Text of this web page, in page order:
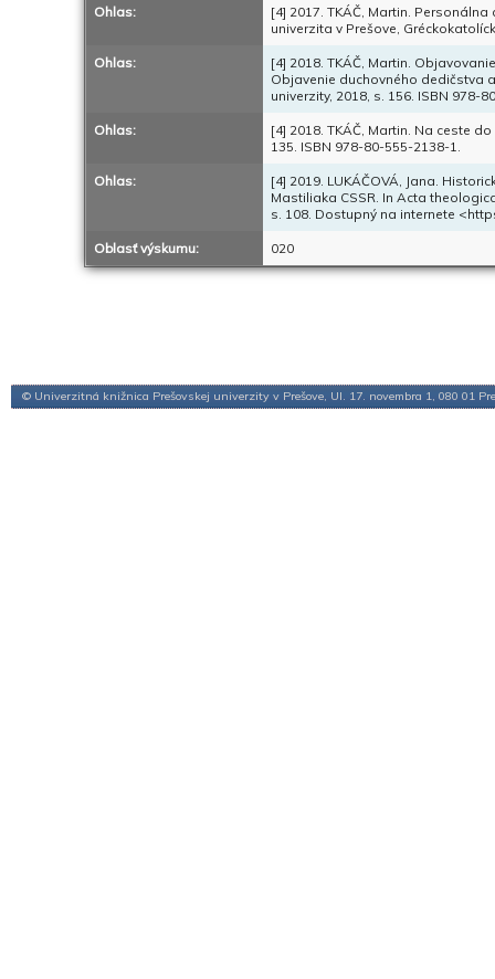
Ohlas:
[4] 2017. TKÁČ, Martin.
univerzita v Prešove,
Ohlas:
[4] 2018. TKÁČ, Martin.
Objavenie duchovného dedičstva
univerzity, 2018, s. 156. ISBN 978-
Ohlas:
[4] 2018. TKÁČ, Martin. Na ceste
135. ISBN 978-80-555-2138-1.
Ohlas:
[4] 2019. LUKÁČOVÁ, Jana.
Mastiliaka CSSR. In Acta
s. 108. Dostupný na internete
Oblasť výskumu: 020
© Univerzitná knižnica Prešovskej univerzity v Prešove, Ul. 17. novembra 1, 080 01